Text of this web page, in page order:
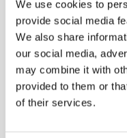
We use cookies to
provide social media
We also share
our social media,
may combine it with
provided to them or
of their services.
Zabavi nikad kraja.
Dok se puni možete gledati